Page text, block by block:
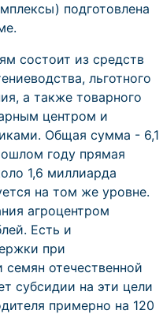
подготовлена
состоит из средств
льготного
а также товарного
центром и
Общая сумма - 6,1
году прямая
1,6 миллиарда
на том же уровне.
агроцентром
Есть и
при
семян отечественной
субсидии на эти цели
примерно на 120